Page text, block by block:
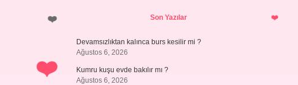
SidebarSon Yazılar
Devamsızlıktan kalınca burs kesilir mi ?
Ağustos 6, 2026
Kumru kuşu evde bakılır mı ?
Ağustos 6, 2026